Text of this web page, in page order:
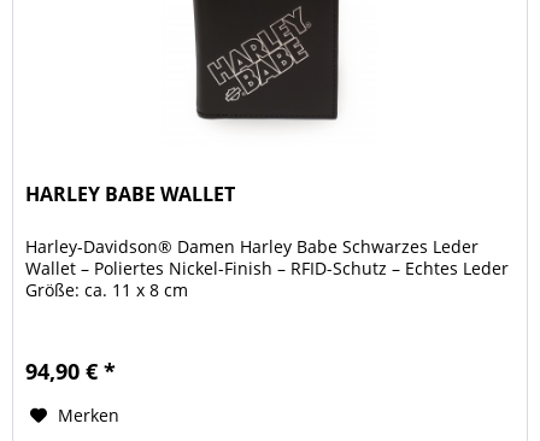
HARLEY BABE WALLET
Harley-Davidson® Damen Harley Babe Schwarzes Leder
Wallet – Poliertes Nickel-Finish – RFID-Schutz – Echtes Leder
Größe: ca. 11 x 8 cm
94,90 € *
Merken